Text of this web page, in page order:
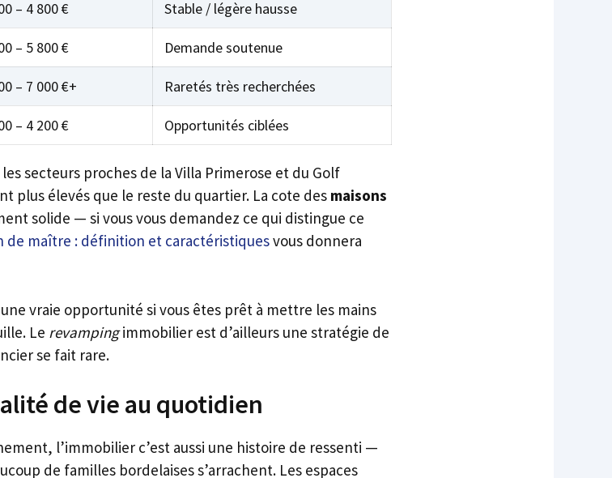
– 4 800 € Stable / légère hausse
– 5 800 € Demande soutenue
– 7 000 €+ Raretés très recherchées
– 4 200 € Opportunités ciblées
secteurs proches de la Villa Primerose et du Golf
plus élevés que le reste du quartier. La cote des maisons
solide — si vous vous demandez ce qui distingue ce
de maître : définition et caractéristiquesvous donnera
vraie opportunité si vous êtes prêt à mettre les mains
Le revampingimmobilier est d’ailleurs une stratégie de
se fait rare.
de vie au quotidien
l’immobilier c’est aussi une histoire de ressenti —
de familles bordelaises s’arrachent. Les espaces